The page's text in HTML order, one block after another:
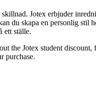
Jotex erbjuder
du skapa en personlig stil
ett ställe.
the Jotex student
purchase.